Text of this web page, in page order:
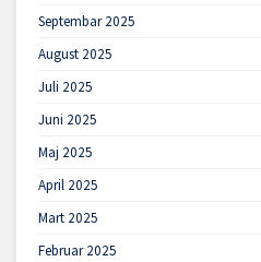
Septembar 2025
August 2025
Juli 2025
Juni 2025
Maj 2025
April 2025
Mart 2025
Februar 2025